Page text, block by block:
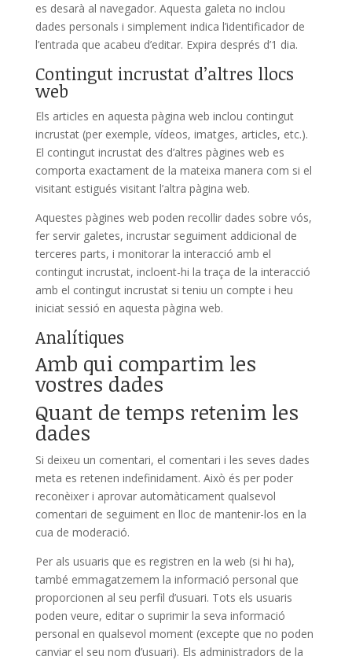
es desarà al navegador. Aquesta galeta no inclou
dades personals i simplement indica l’identificador de
l’entrada que acabeu d’editar. Expira després d’1 dia.
Contingut incrustat d’altres llocs
web
Els articles en aquesta pàgina web inclou contingut
incrustat (per exemple, vídeos, imatges, articles, etc.).
El contingut incrustat des d’altres pàgines web es
comporta exactament de la mateixa manera com si el
visitant estigués visitant l’altra pàgina web.
Aquestes pàgines web poden recollir dades sobre vós,
fer servir galetes, incrustar seguiment addicional de
terceres parts, i monitorar la interacció amb el
contingut incrustat, incloent-hi la traça de la interacció
amb el contingut incrustat si teniu un compte i heu
iniciat sessió en aquesta pàgina web.
Analítiques
Amb qui compartim les
vostres dades
Quant de temps retenim les
dades
Si deixeu un comentari, el comentari i les seves dades
meta es retenen indefinidament. Això és per poder
reconèixer i aprovar automàticament qualsevol
comentari de seguiment en lloc de mantenir-los en la
cua de moderació.
Per als usuaris que es registren en la web (si hi ha),
també emmagatzemem la informació personal que
proporcionen al seu perfil d’usuari. Tots els usuaris
poden veure, editar o suprimir la seva informació
personal en qualsevol moment (excepte que no poden
canviar el seu nom d’usuari). Els administradors de la